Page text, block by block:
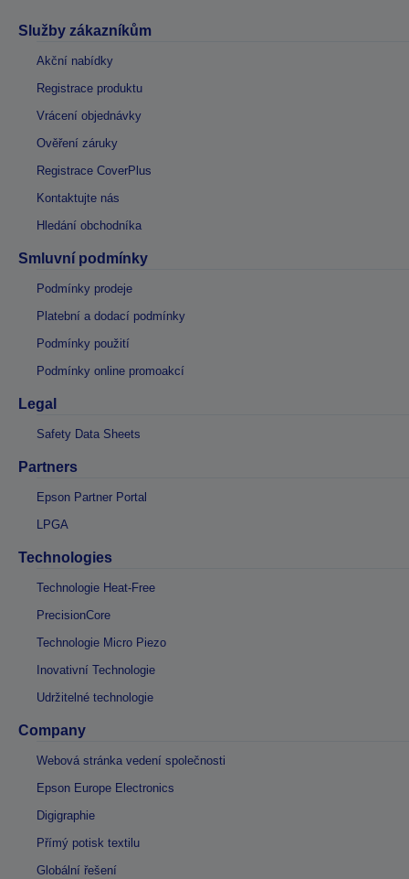
Služby zákazníkům
Akční nabídky
Registrace produktu
Vrácení objednávky
Ověření záruky
Registrace CoverPlus
Kontaktujte nás
Hledání obchodníka
Smluvní podmínky
Podmínky prodeje
Platební a dodací podmínky
Podmínky použití
Podmínky online promoakcí
Legal
Safety Data Sheets
Partners
Epson Partner Portal
LPGA
Technologies
Technologie Heat-Free
PrecisionCore
Technologie Micro Piezo
Inovativní Technologie
Udržitelné technologie
Company
Webová stránka vedení společnosti
Epson Europe Electronics
Digigraphie
Přímý potisk textilu
Globální řešení